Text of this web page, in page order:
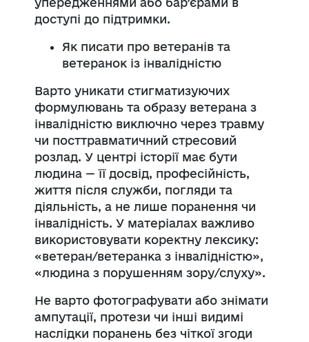
доступі до підтримки.
Як писати про ветеранів та
ветеранок із інвалідністю
Варто уникати стигматизуючих
формулювань та образу ветерана з
інвалідністю виключно через травму
чи посттравматичний стресовий
розлад. У центрі історії має бути
людина — її досвід, професійність,
життя після служби, погляди та
діяльність, а не лише поранення чи
інвалідність. У матеріалах важливо
використовувати коректну лексику:
«ветеран/ветеранка з інвалідністю»,
«людина з порушенням зору/слуху».
Не варто фотографувати або знімати
ампутації, протези чи інші видимі
наслідки поранень без чіткої згоди